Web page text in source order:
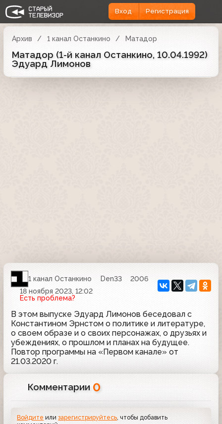
Вход Регистрация
Архив 1 канал Останкино Матадор
Матадор (1-й канал Останкино, 10.04.1992)
Эдуард Лимонов
1 канал Останкино Den33
2006
18 ноября 2023, 12:02
Есть проблема?
В этом выпуске Эдуард Лимонов беседовал с
Константином Эрнстом о политике и литературе,
о своем образе и о своих персонажах, о друзьях и
убеждениях, о прошлом и планах на будущее.
Повтор программы на «Первом канале» от
21.03.2020 г.
Комментарии 0
Войдите илизарегистрируйтесь , чтобы добавить